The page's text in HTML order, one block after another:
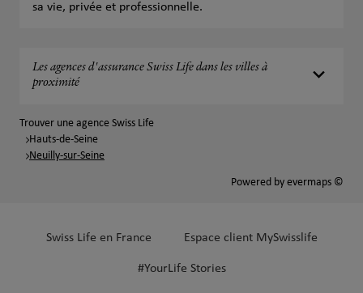
sa vie, privée et professionnelle.
Les agences d'assurance Swiss Life dans les villes à
proximité
Trouver une agence Swiss Life
Hauts-de-Seine
Neuilly-sur-Seine
Powered by evermaps ©
Swiss Life en France Espace client MySwisslife
#YourLife Stories